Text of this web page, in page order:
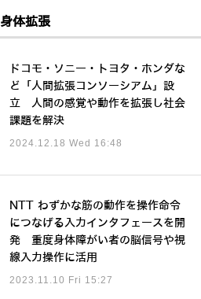
身体拡張
ドコモ・ソニー・トヨタ・ホンダな
ど「人間拡張コンソーシアム」設
立 人間の感覚や動作を拡張し社会
課題を解決
2024.12.18 Wed 16:48
NTT わずかな筋の動作を操作命令
につなげる入力インタフェースを開
発 重度身体障がい者の脳信号や視
線入力操作に活用
2023.11.10 Fri 15:27